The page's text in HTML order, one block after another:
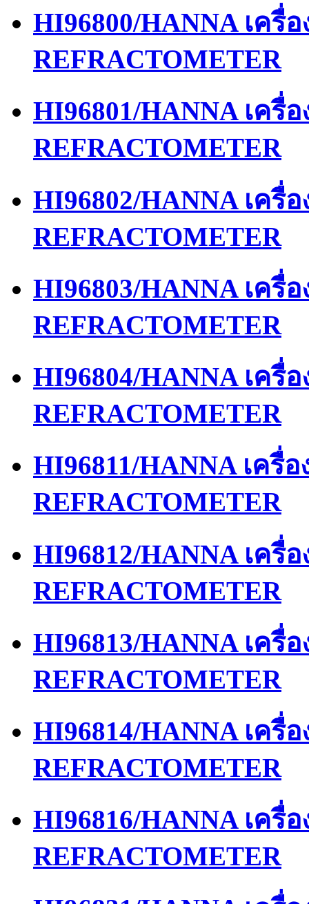
HI96800/HANNA เค
REFRACTOMETER
HI96801/HANNA เค
REFRACTOMETER
HI96802/HANNA เค
REFRACTOMETER
HI96803/HANNA เค
REFRACTOMETER
HI96804/HANNA เค
REFRACTOMETER
HI96811/HANNA เค
REFRACTOMETER
HI96812/HANNA เค
REFRACTOMETER
HI96813/HANNA เค
REFRACTOMETER
HI96814/HANNA เค
REFRACTOMETER
HI96816/HANNA เครื่
REFRACTOMETER